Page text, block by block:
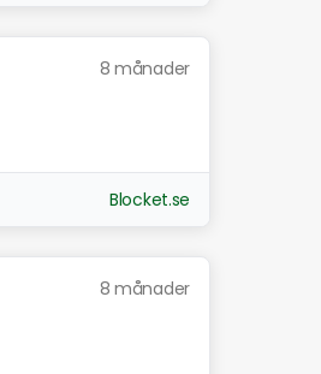
8 månader
Blocket.se
8 månader